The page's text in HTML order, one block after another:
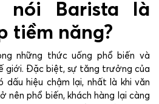
nói Barista là
tiềm năng?
những thức uống phổ biến và
giới. Đặc biệt, sự tăng trưởng của
dấu hiệu chậm lại, nhất là khi văn
nên phổ biến, khách hàng lại càng